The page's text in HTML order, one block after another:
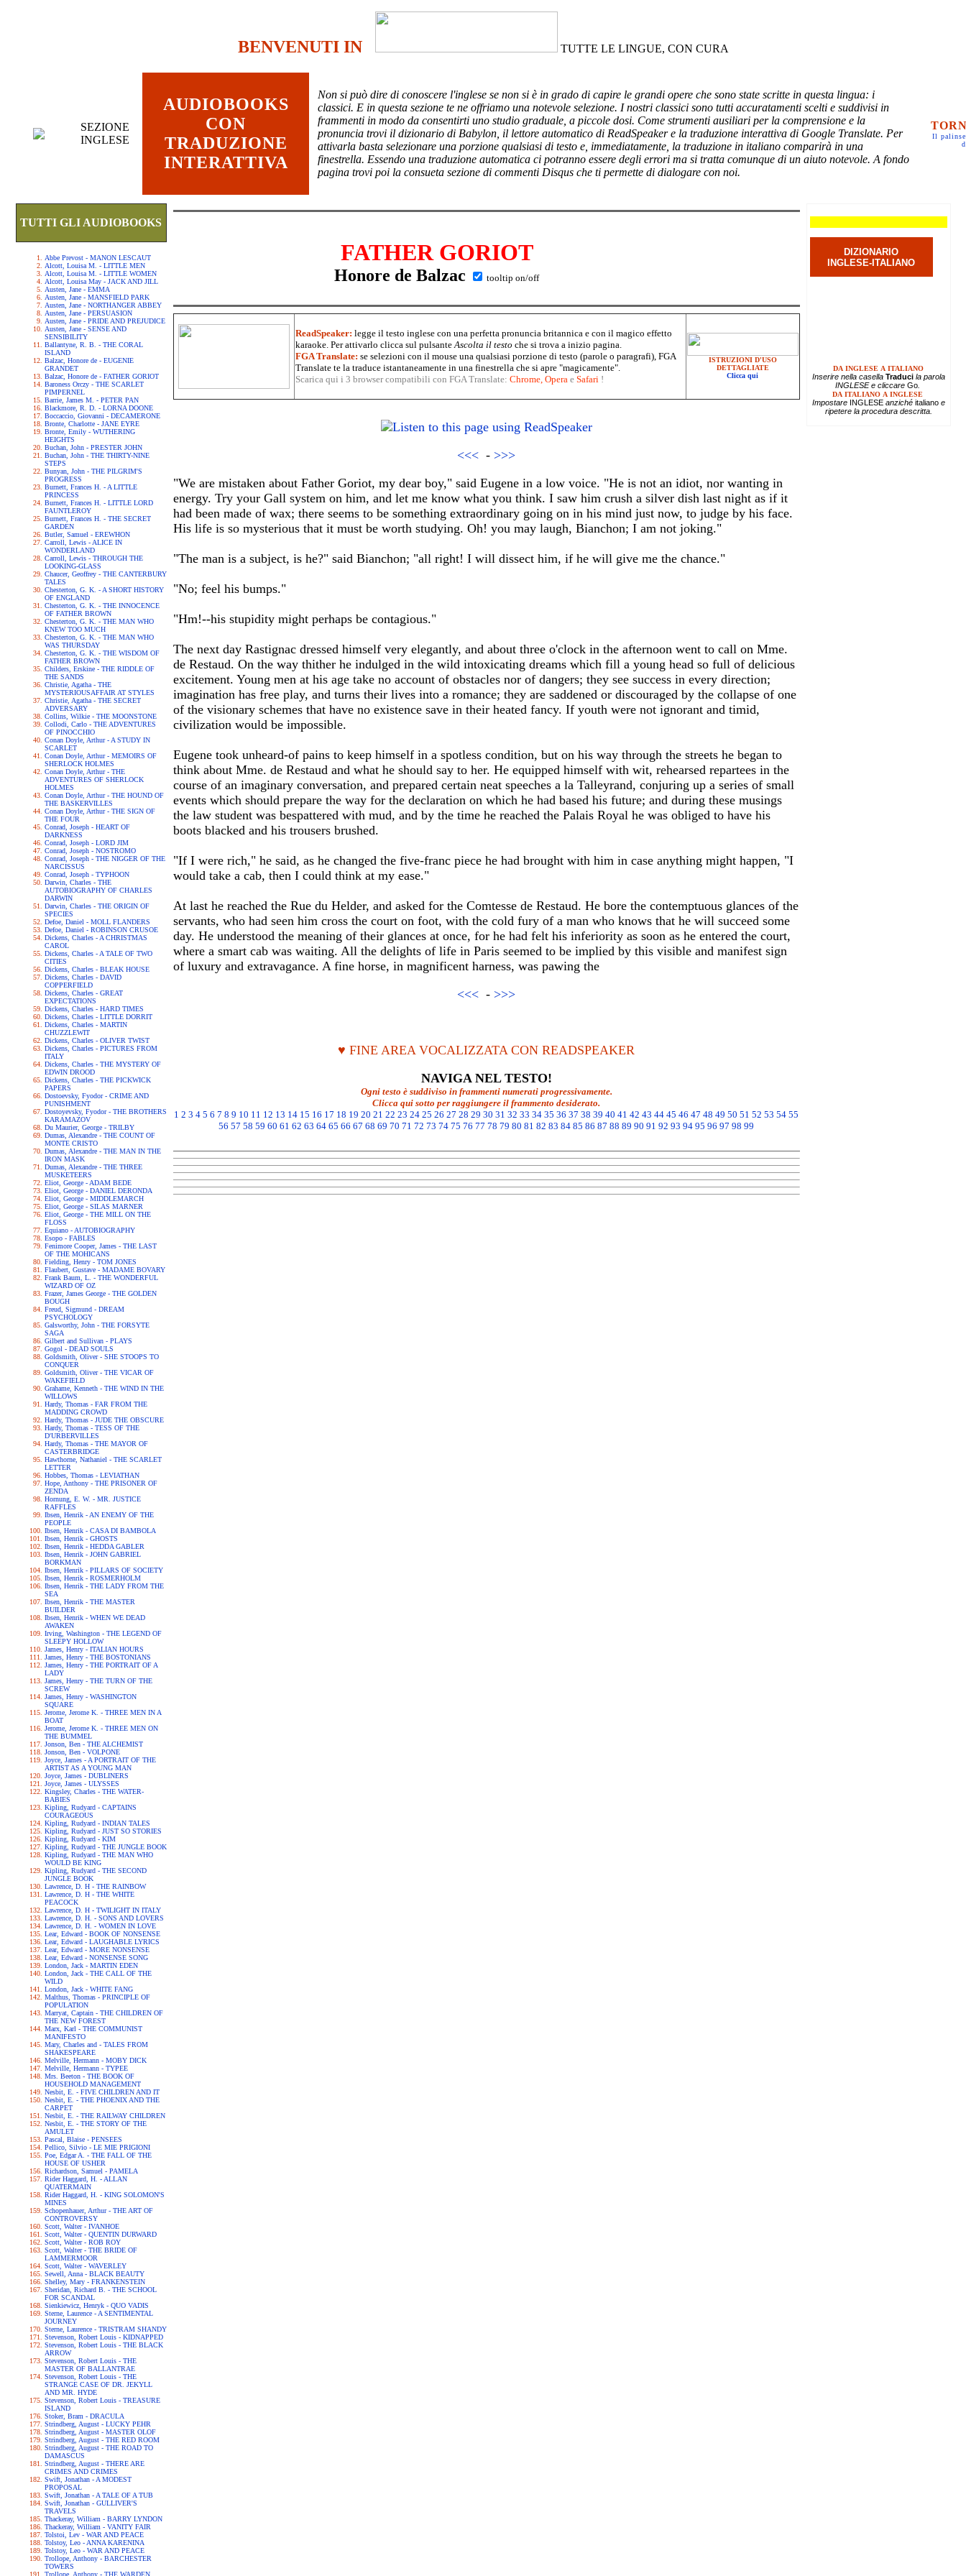
BENVENUTI IN TUTTE LE LINGUE, CON CURA
SEZIONE
INGLESE
AUDIOBOOKS
CON
TRADUZIONE
INTERATTIVA
Non si può dire di conoscere l'inglese se non si è in grado di capire le grandi opere che sono state scritte in questa lingua: i
classici. E in questa sezione te ne offriamo una notevole selezione. I nostri classici sono tutti accuratamenti scelti e suddivisi in
frammenti in modo da consentirti uno studio graduale, a piccole dosi. Come strumenti ausiliari per la comprensione e la
pronuncia trovi il dizionario di Babylon, il lettore automatico di ReadSpeaker e la traduzione interattiva di Google Translate. Per
attivarla basta selezionare una porzione qualsiasi di testo e, immediatamente, la traduzione in italiano comparirà in una
finestrella. Essendo una traduzione automatica ci potranno essere degli errori ma si tratta comunque di un aiuto notevole. A fondo
pagina trovi poi la consueta sezione di commenti Disqus che ti permette di dialogare con noi.
Il
TUTTI GLI AUDIOBOOKS
Abbe Prevost - MANON LESCAUT
Alcott, Louisa M. - LITTLE MEN
Alcott, Louisa M. - LITTLE WOMEN
Alcott, Louisa May - JACK AND JILL
Austen, Jane - EMMA
Austen, Jane - MANSFIELD PARK
Austen, Jane - NORTHANGER ABBEY
Austen, Jane - PERSUASION
Austen, Jane - PRIDE AND PREJUDICE
Austen, Jane - SENSE AND
SENSIBILITY
Ballantyne, R. B. - THE CORAL
ISLAND
Balzac, Honore de - EUGENIE
GRANDET
Balzac, Honore de - FATHER GORIOT
Baroness Orczy - THE SCARLET
PIMPERNEL
Barrie, James M. - PETER PAN
Blackmore, R. D. - LORNA DOONE
Boccaccio, Giovanni - DECAMERONE
Bronte, Charlotte - JANE EYRE
Bronte, Emily - WUTHERING
HEIGHTS
Buchan, John - PRESTER JOHN
Buchan, John - THE THIRTY-NINE
STEPS
Bunyan, John - THE PILGRIM'S
PROGRESS
Burnett, Frances H. - A LITTLE
PRINCESS
Burnett, Frances H. - LITTLE LORD
FAUNTLEROY
Burnett, Frances H. - THE SECRET
GARDEN
Butler, Samuel - EREWHON
Carroll, Lewis - ALICE IN
WONDERLAND
Carroll, Lewis - THROUGH THE
LOOKING-GLASS
Chaucer, Geoffrey - THE CANTERBURY
TALES
Chesterton, G. K. - A SHORT HISTORY
OF ENGLAND
Chesterton, G. K. - THE INNOCENCE
OF FATHER BROWN
Chesterton, G. K. - THE MAN WHO
KNEW TOO MUCH
Chesterton, G. K. - THE MAN WHO
WAS THURSDAY
Chesterton, G. K. - THE WISDOM OF
FATHER BROWN
Childers, Erskine - THE RIDDLE OF
THE SANDS
Christie, Agatha - THE
MYSTERIOUSAFFAIR AT STYLES
Christie, Agatha - THE SECRET
ADVERSARY
Collins, Wilkie - THE MOONSTONE
Collodi, Carlo - THE ADVENTURES
OF PINOCCHIO
Conan Doyle, Arthur - A STUDY IN
SCARLET
Conan Doyle, Arthur - MEMOIRS OF
SHERLOCK HOLMES
Conan Doyle, Arthur - THE
ADVENTURES OF SHERLOCK
HOLMES
Conan Doyle, Arthur - THE HOUND OF
THE BASKERVILLES
Conan Doyle, Arthur - THE SIGN OF
THE FOUR
Conrad, Joseph - HEART OF
DARKNESS
Conrad, Joseph - LORD JIM
Conrad, Joseph - NOSTROMO
Conrad, Joseph - THE NIGGER OF THE
NARCISSUS
Conrad, Joseph - TYPHOON
Darwin, Charles - THE
AUTOBIOGRAPHY OF CHARLES
DARWIN
Darwin, Charles - THE ORIGIN OF
SPECIES
Defoe, Daniel - MOLL FLANDERS
Defoe, Daniel - ROBINSON CRUSOE
Dickens, Charles - A CHRISTMAS
CAROL
Dickens, Charles - A TALE OF TWO
CITIES
Dickens, Charles - BLEAK HOUSE
Dickens, Charles - DAVID
COPPERFIELD
Dickens, Charles - GREAT
EXPECTATIONS
Dickens, Charles - HARD TIMES
Dickens, Charles - LITTLE DORRIT
Dickens, Charles - MARTIN
CHUZZLEWIT
Dickens, Charles - OLIVER TWIST
Dickens, Charles - PICTURES FROM
ITALY
Dickens, Charles - THE MYSTERY OF
EDWIN DROOD
Dickens, Charles - THE PICKWICK
PAPERS
Dostoevsky, Fyodor - CRIME AND
PUNISHMENT
Dostoyevsky, Fyodor - THE BROTHERS
KARAMAZOV
Du Maurier, George - TRILBY
Dumas, Alexandre - THE COUNT OF
MONTE CRISTO
Dumas, Alexandre - THE MAN IN THE
IRON MASK
Dumas, Alexandre - THE THREE
MUSKETEERS
Eliot, George - ADAM BEDE
Eliot, George - DANIEL DERONDA
Eliot, George - MIDDLEMARCH
Eliot, George - SILAS MARNER
Eliot, George - THE MILL ON THE
FLOSS
Equiano - AUTOBIOGRAPHY
Esopo - FABLES
Fenimore Cooper, James - THE LAST
OF THE MOHICANS
Fielding, Henry - TOM JONES
Flaubert, Gustave - MADAME BOVARY
Frank Baum, L. - THE WONDERFUL
WIZARD OF OZ
Frazer, James George - THE GOLDEN
BOUGH
Freud, Sigmund - DREAM
PSYCHOLOGY
Galsworthy, John - THE FORSYTE
SAGA
Gilbert and Sullivan - PLAYS
Gogol - DEAD SOULS
Goldsmith, Oliver - SHE STOOPS TO
CONQUER
Goldsmith, Oliver - THE VICAR OF
WAKEFIELD
Grahame, Kenneth - THE WIND IN THE
WILLOWS
Hardy, Thomas - FAR FROM THE
MADDING CROWD
Hardy, Thomas - JUDE THE OBSCURE
Hardy, Thomas - TESS OF THE
D'URBERVILLES
Hardy, Thomas - THE MAYOR OF
CASTERBRIDGE
Hawthorne, Nathaniel - THE SCARLET
LETTER
Hobbes, Thomas - LEVIATHAN
Hope, Anthony - THE PRISONER OF
ZENDA
Hornung, E. W. - MR. JUSTICE
RAFFLES
Ibsen, Henrik - AN ENEMY OF THE
PEOPLE
Ibsen, Henrik - CASA DI BAMBOLA
Ibsen, Henrik - GHOSTS
Ibsen, Henrik - HEDDA GABLER
Ibsen, Henrik - JOHN GABRIEL
BORKMAN
Ibsen, Henrik - PILLARS OF SOCIETY
Ibsen, Henrik - ROSMERHOLM
Ibsen, Henrik - THE LADY FROM THE
SEA
Ibsen, Henrik - THE MASTER
BUILDER
Ibsen, Henrik - WHEN WE DEAD
AWAKEN
Irving, Washington - THE LEGEND OF
SLEEPY HOLLOW
James, Henry - ITALIAN HOURS
James, Henry - THE BOSTONIANS
James, Henry - THE PORTRAIT OF A
LADY
James, Henry - THE TURN OF THE
SCREW
James, Henry - WASHINGTON
SQUARE
Jerome, Jerome K. - THREE MEN IN A
BOAT
Jerome, Jerome K. - THREE MEN ON
THE BUMMEL
Jonson, Ben - THE ALCHEMIST
Jonson, Ben - VOLPONE
Joyce, James - A PORTRAIT OF THE
ARTIST AS A YOUNG MAN
Joyce, James - DUBLINERS
Joyce, James - ULYSSES
Kingsley, Charles - THE WATER-
BABIES
Kipling, Rudyard - CAPTAINS
COURAGEOUS
Kipling, Rudyard - INDIAN TALES
Kipling, Rudyard - JUST SO STORIES
Kipling, Rudyard - KIM
Kipling, Rudyard - THE JUNGLE BOOK
Kipling, Rudyard - THE MAN WHO
WOULD BE KING
Kipling, Rudyard - THE SECOND
JUNGLE BOOK
Lawrence, D. H - THE RAINBOW
Lawrence, D. H - THE WHITE
PEACOCK
Lawrence, D. H - TWILIGHT IN ITALY
Lawrence, D. H. - SONS AND LOVERS
Lawrence, D. H. - WOMEN IN LOVE
Lear, Edward - BOOK OF NONSENSE
Lear, Edward - LAUGHABLE LYRICS
Lear, Edward - MORE NONSENSE
Lear, Edward - NONSENSE SONG
London, Jack - MARTIN EDEN
London, Jack - THE CALL OF THE
WILD
London, Jack - WHITE FANG
Malthus, Thomas - PRINCIPLE OF
POPULATION
Marryat, Captain - THE CHILDREN OF
THE NEW FOREST
Marx, Karl - THE COMMUNIST
MANIFESTO
Mary, Charles and - TALES FROM
SHAKESPEARE
Melville, Hermann - MOBY DICK
Melville, Hermann - TYPEE
Mrs. Beeton - THE BOOK OF
HOUSEHOLD MANAGEMENT
Nesbit, E. - FIVE CHILDREN AND IT
Nesbit, E. - THE PHOENIX AND THE
CARPET
Nesbit, E. - THE RAILWAY CHILDREN
Nesbit, E. - THE STORY OF THE
AMULET
Pascal, Blaise - PENSEES
Pellico, Silvio - LE MIE PRIGIONI
Poe, Edgar A. - THE FALL OF THE
HOUSE OF USHER
Richardson, Samuel - PAMELA
Rider Haggard, H. - ALLAN
QUATERMAIN
Rider Haggard, H. - KING SOLOMON'S
MINES
Schopenhauer, Arthur - THE ART OF
CONTROVERSY
Scott, Walter - IVANHOE
Scott, Walter - QUENTIN DURWARD
Scott, Walter - ROB ROY
Scott, Walter - THE BRIDE OF
LAMMERMOOR
Scott, Walter - WAVERLEY
Sewell, Anna - BLACK BEAUTY
Shelley, Mary - FRANKENSTEIN
Sheridan, Richard B. - THE SCHOOL
FOR SCANDAL
Sienkiewicz, Henryk - QUO VADIS
Sterne, Laurence - A SENTIMENTAL
JOURNEY
Sterne, Laurence - TRISTRAM SHANDY
Stevenson, Robert Louis - KIDNAPPED
Stevenson, Robert Louis - THE BLACK
ARROW
Stevenson, Robert Louis - THE
MASTER OF BALLANTRAE
Stevenson, Robert Louis - THE
STRANGE CASE OF DR. JEKYLL
AND MR. HYDE
Stevenson, Robert Louis - TREASURE
ISLAND
Stoker, Bram - DRACULA
Strindberg, August - LUCKY PEHR
Strindberg, August - MASTER OLOF
Strindberg, August - THE RED ROOM
Strindberg, August - THE ROAD TO
DAMASCUS
Strindberg, August - THERE ARE
CRIMES AND CRIMES
Swift, Jonathan - A MODEST
PROPOSAL
Swift, Jonathan - A TALE OF A TUB
Swift, Jonathan - GULLIVER'S
TRAVELS
Thackeray, William - BARRY LYNDON
Thackeray, William - VANITY FAIR
Tolstoi, Lev - WAR AND PEACE
Tolstoy, Leo - ANNA KARENINA
Tolstoy, Leo - WAR AND PEACE
Trollope, Anthony - BARCHESTER
TOWERS
Trollope, Anthony - THE WARDEN
FATHER GORIOT
Honore de Balzac tooltip on/off
ReadSpeaker: legge il testo inglese con una perfetta pronuncia britannica e con il magico effetto
karaoke. Per attivarlo clicca sul pulsanteAscolta il testo che si trova a inizio pagina.
FGA Translate: se selezioni con il mouse una qualsiasi porzione di testo (parole o paragrafi), FGA
Translate te la traduce istantaneamente in una finestrella che si apre "magicamente".
Scarica qui i 3 browser compatibili con FGA Translate: Chrome, Operae Safari !
ISTRUZIONI D'USO
DETTAGLIATE
Clicca qui
<<< - >>>
"We are mistaken about Father Goriot, my dear boy," said Eugene in a low voice. "He is not an idiot, nor wanting in
energy. Try your Gall system on him, and let me know what you think. I saw him crush a silver dish last night as if it
had been made of wax; there seems to be something extraordinary going on in his mind just now, to judge by his face.
His life is so mysterious that it must be worth studying. Oh! you may laugh, Bianchon; I am not joking."
"The man is a subject, is he?" said Bianchon; "all right! I will dissect him, if he will give me the chance."
"No; feel his bumps."
"Hm!--his stupidity might perhaps be contagious."
The next day Rastignac dressed himself very elegantly, and about three o'clock in the afternoon went to call on Mme.
de Restaud. On the way thither he indulged in the wild intoxicating dreams which fill a young head so full of delicious
excitement. Young men at his age take no account of obstacles nor of dangers; they see success in every direction;
imagination has free play, and turns their lives into a romance; they are saddened or discouraged by the collapse of one
of the visionary schemes that have no existence save in their heated fancy. If youth were not ignorant and timid,
civilization would be impossible.
Eugene took unheard-of pains to keep himself in a spotless condition, but on his way through the streets he began to
think about Mme. de Restaud and what he should say to her. He equipped himself with wit, rehearsed repartees in the
course of an imaginary conversation, and prepared certain neat speeches a la Talleyrand, conjuring up a series of small
events which should prepare the way for the declaration on which he had based his future; and during these musings
the law student was bespattered with mud, and by the time he reached the Palais Royal he was obliged to have his
boots blacked and his trousers brushed.
"If I were rich," he said, as he changed the five-franc piece he had brought with him in case anything might happen, "I
would take a cab, then I could think at my ease."
At last he reached the Rue du Helder, and asked for the Comtesse de Restaud. He bore the contemptuous glances of the
servants, who had seen him cross the court on foot, with the cold fury of a man who knows that he will succeed some
day. He understood the meaning of their glances at once, for he had felt his inferiority as soon as he entered the court,
where a smart cab was waiting. All the delights of life in Paris seemed to be implied by this visible and manifest sign
of luxury and extravagance. A fine horse, in magnificent harness, was pawing the
<<< - >>>
♥ FINE AREA VOCALIZZATA CON READSPEAKER
NAVIGA NEL TESTO!
Ogni testo è suddiviso in frammenti numerati progressivamente.
Clicca qui sotto per raggiungere il frammento desiderato.
1 2 3 4 5 6 7 8 9 10 11 12 13 14 15 16 17 18 19 20 21 22 23 24 25 26 27 28 29 30 31 32 33 34 35 36 37 38 39 40 41 42 43 44 45 46 47 48 49 50 51 52 53 54 55
56 57 58 59 60 61 62 63 64 65 66 67 68 69 70 71 72 73 74 75 76 77 78 79 80 81 82 83 84 85 86 87 88 89 90 91 92 93 94 95 96 97 98 99
DIZIONARIO
INGLESE-ITALIANO
DA INGLESE A ITALIANO
Inserire nella casella Traducila parola
INGLESE e cliccare Go.
DA ITALIANO A INGLESE
Impostare INGLESEanziché italianoe
ripetere la procedura descritta.